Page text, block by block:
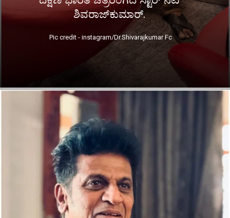
ಶಿವರಾಜ್‌ಕುಮಾರ್.
Pic credit - instagram/Dr.Shivarajkumar Fc